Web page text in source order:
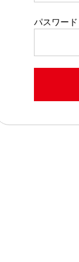
パスワード